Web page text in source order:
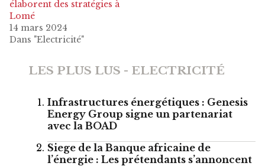
élaborent des stratégies à
Lomé
14 mars 2024
Dans "Electricité"
LES PLUS LUS - ELECTRICITÉ
Infrastructures énergétiques : Genesis
Energy Group signe un partenariat
avec la BOAD
Siege de la Banque africaine de
l’énergie : Les prétendants s’annoncent